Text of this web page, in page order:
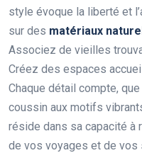
style évoque la liberté et
sur des matériaux
Associez de vieilles
Créez des espaces
Chaque détail compte,
coussin aux motifs
réside dans sa capacité à
de vos voyages et de